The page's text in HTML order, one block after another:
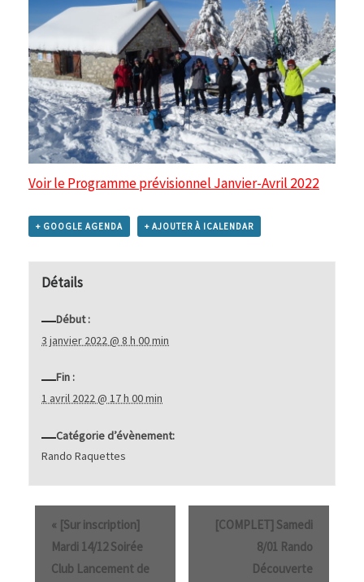
Voir le Programme prévisionnel Janvier-Avril 2022
+ GOOGLE AGENDA + AJOUTER À ICALENDAR
Détails
Début :
3 janvier 2022 @ 8 h 00 min
Fin :
1 avril 2022 @ 17 h 00 min
Catégorie d’évènement:
Rando Raquettes
« [Sur inscription]
Mardi 14/12 Soirée
Club Lancement de
[COMPLET] Samedi
8/01 Rando
Découverte